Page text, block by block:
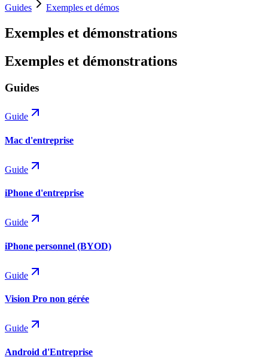
Guides Exemples et démos
Exemples et démonstrations
Exemples et démonstrations
Guides
Guide
Mac d'entreprise
Guide
iPhone d'entreprise
Guide
iPhone personnel (BYOD)
Guide
Vision Pro non gérée
Guide
Android d'Entreprise